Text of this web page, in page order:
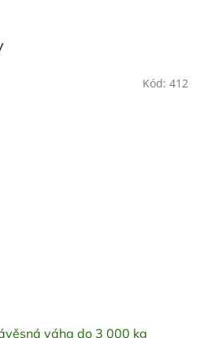
váha do 3 000 kg
Kód: 412